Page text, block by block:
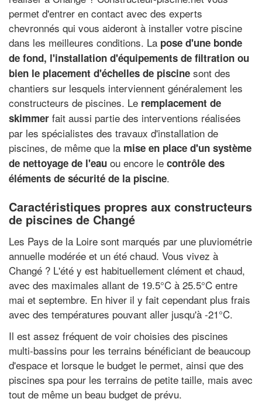
permet d'entrer en contact avec des experts
chevronnés qui vous aideront à installer votre piscine
dans les meilleures conditions. La pose d'une bonde
de fond, l'installation d'équipements de filtration ou
bien le placement d'échelles de piscine sont des
chantiers sur lesquels interviennent généralement les
constructeurs de piscines. Le remplacement de
skimmer fait aussi partie des interventions réalisées
par les spécialistes des travaux d'installation de
piscines, de même que la mise en place d'un système
de nettoyage de l'eau ou encore le contrôle des
éléments de sécurité de la piscine.
Caractéristiques propres aux constructeurs
de piscines de Changé
Les Pays de la Loire sont marqués par une pluviométrie
annuelle modérée et un été chaud. Vous vivez à
Changé ? L'été y est habituellement clément et chaud,
avec des maximales allant de 19.5°C à 25.5°C entre
mai et septembre. En hiver il y fait cependant plus frais
avec des températures pouvant aller jusqu'à -21°C.
Il est assez fréquent de voir choisies des piscines
multi-bassins pour les terrains bénéficiant de beaucoup
d'espace et lorsque le budget le permet, ainsi que des
piscines spa pour les terrains de petite taille, mais avec
tout de même un beau budget de prévu.